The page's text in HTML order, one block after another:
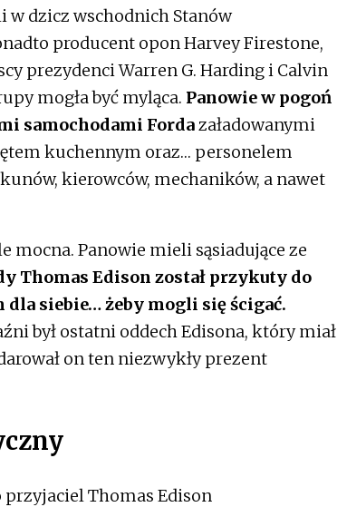
w dzicz wschodnich Stanów
producent opon Harvey Firestone,
prezydenci Warren G. Harding i Calvin
mogła być myląca. Panowie w pogoń
samochodami Fordazaładowanymi
kuchennym oraz… personelem
kierowców, mechaników, a nawet
mocna. Panowie mieli sąsiadujące ze
Thomas Edison został przykuty do
siebie… żeby mogli się ścigać.
był ostatni oddech Edisona, który miał
on ten niezwykły prezent
przyjaciel Thomas Edison